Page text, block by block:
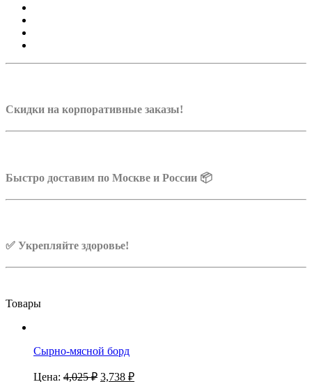
Скидки на корпоративные заказы!
Быстро доставим по Москве и России 📦
✅ Укрепляйте здоровье!
Товары
Сырно-мясной борд
Цена: 4,025₽ 3,738 ₽